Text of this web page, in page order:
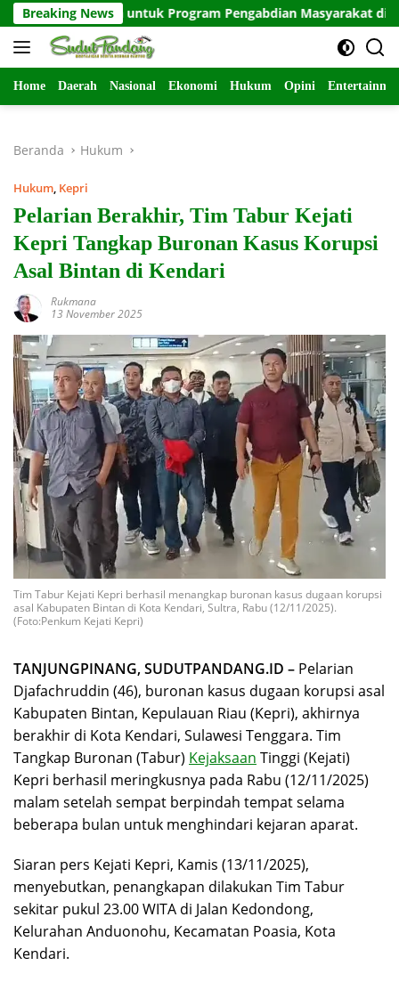
Langsung
ke
konten
Breaking News
untuk Program Pengabdian Masyarakat di Indramayu
Home Daerah Nasional Ekonomi Hukum Opini
Beranda Hukum
Hukum, Kepri
Pelarian Berakhir, Tim Tabur Kejati
Kepri Tangkap Buronan Kasus Korupsi
Asal Bintan di Kendari
Rukmana
13 November 2025
Tim Tabur Kejati Kepri berhasil menangkap buronan kasus dugaan korupsi
asal Kabupaten Bintan di Kota Kendari, Sultra, Rabu (12/11/2025).
(Foto:Penkum Kejati Kepri)
TANJUNGPINANG, SUDUTPANDANG.ID – Pelarian
Djafachruddin (46), buronan kasus dugaan korupsi asal
Kabupaten Bintan, Kepulauan Riau (Kepri), akhirnya
berakhir di Kota Kendari, Sulawesi Tenggara. Tim
Tangkap Buronan (Tabur) Kejaksaan Tinggi (Kejati)
Kepri berhasil meringkusnya pada Rabu (12/11/2025)
malam setelah sempat berpindah tempat selama
beberapa bulan untuk menghindari kejaran aparat.
Siaran pers Kejati Kepri, Kamis (13/11/2025),
menyebutkan, penangkapan dilakukan Tim Tabur
sekitar pukul 23.00 WITA di Jalan Kedondong,
Kelurahan Anduonohu, Kecamatan Poasia, Kota
Kendari.